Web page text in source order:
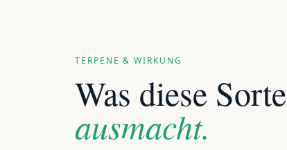
TERPENE & WIRKUNG
Was diese Sorte
ausmacht.